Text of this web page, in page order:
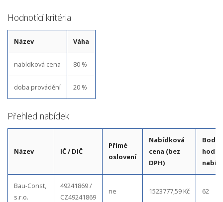
Hodnotící kritéria
Název Váha
nabídková cena 80 %
doba provádění 20 %
Přehled nabídek
Název IČ / DIČ
Přímé
oslovení
Nabídková
cena (bez
DPH)
Bau-Const,
s.r.o.
49241869 /
CZ49241869
ne 1523777,59 Kč 62